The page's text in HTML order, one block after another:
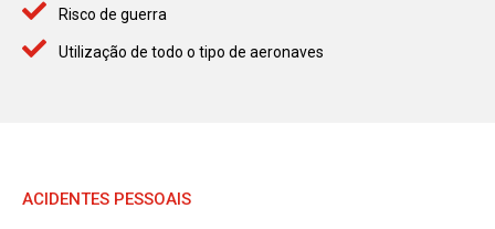
Risco de guerra
Utilização de todo o tipo de aeronaves
ACIDENTES PESSOAIS